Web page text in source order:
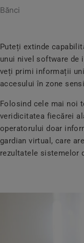
Bănci
Puteți extinde
unui nivel software de
veți primi informații
accesului în zone
Folosind cele mai noi
veridicitatea fiecărei
operatorului doar
gardian virtual, care
rezultatele sistemelor